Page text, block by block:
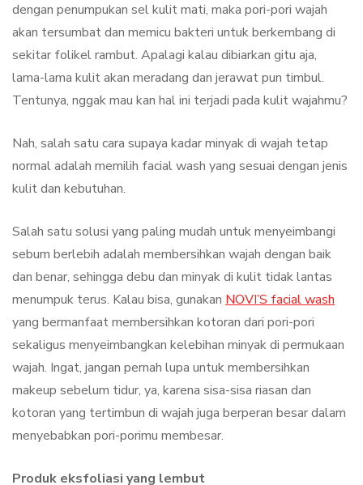
dengan penumpukan sel kulit mati, maka pori-pori wajah
akan tersumbat dan memicu bakteri untuk berkembang di
sekitar folikel rambut. Apalagi kalau dibiarkan gitu aja,
lama-lama kulit akan meradang dan jerawat pun timbul.
Tentunya, nggak mau kan hal ini terjadi pada kulit wajahmu?
Nah, salah satu cara supaya kadar minyak di wajah tetap
normal adalah memilih facial wash yang sesuai dengan jenis
kulit dan kebutuhan.
Salah satu solusi yang paling mudah untuk menyeimbangi
sebum berlebih adalah membersihkan wajah dengan baik
dan benar, sehingga debu dan minyak di kulit tidak lantas
menumpuk terus. Kalau bisa, gunakan NOVI’S facial wash
yang bermanfaat membersihkan kotoran dari pori-pori
sekaligus menyeimbangkan kelebihan minyak di permukaan
wajah. Ingat, jangan pernah lupa untuk membersihkan
makeup sebelum tidur, ya, karena sisa-sisa riasan dan
kotoran yang tertimbun di wajah juga berperan besar dalam
menyebabkan pori-porimu membesar.
Produk eksfoliasi yang lembut